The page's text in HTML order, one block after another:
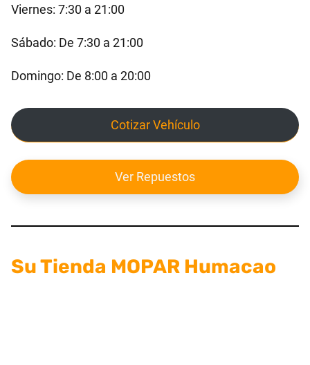
Viernes: 7:30 a 21:00
Sábado: De 7:30 a 21:00
Domingo: De 8:00 a 20:00
Cotizar Vehículo
Ver Repuestos
Su Tienda MOPAR Humacao